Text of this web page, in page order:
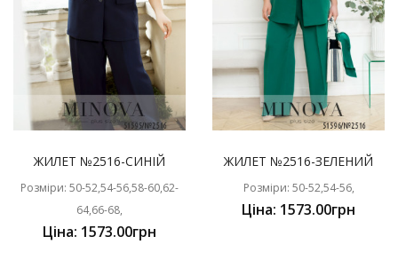
ЖИЛЕТ №2516-СИНІЙ
Розміри: 50-52,54-56,58-60,62-
64,66-68,
Ціна: 1573.00грн
ЖИЛЕТ №2516-ЗЕЛЕНИЙ
Розміри: 50-52,54-56,
Ціна: 1573.00грн